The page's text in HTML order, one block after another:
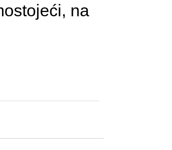
na